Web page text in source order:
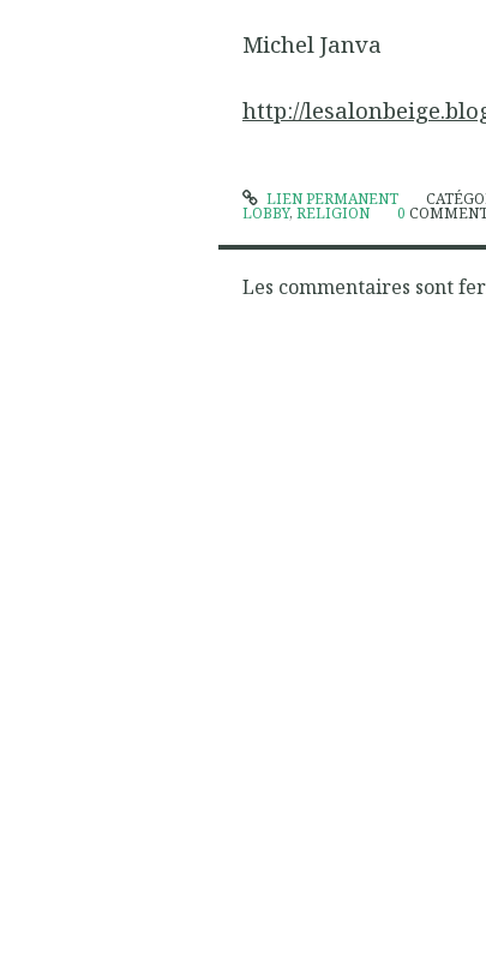
Michel Janva
http://
LIEN PERMANENT
LOBBY, RELIGION 0
Les commentaires sont